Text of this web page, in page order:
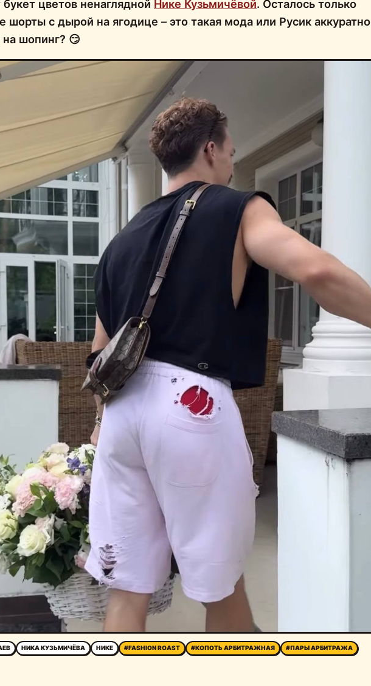
букет цветов ненаглядной Нике Кузьмичёвой. Осталось только
шорты с дырой на ягодице – это такая мода или Русик аккуратно
на шопинг? 😏
НИКА КУЗЬМИЧЁВА НИКЕ #FASHION ROAST #КОПОТЬ АРБИТРАЖНАЯ
#ПАРЫ АРБИТРАЖА